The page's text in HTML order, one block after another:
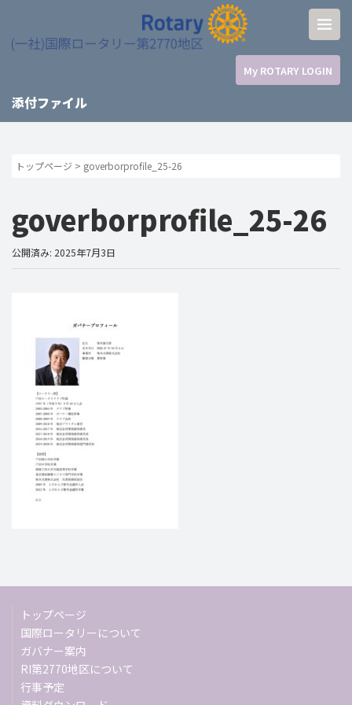
My ROTARY LOGIN
添付ファイル
トップページ > goverborprofile_25-26
goverborprofile_25-26
公開済み: 2025年7月3日
トップページ
国際ロータリーについて
ガバナー案内
RI第2770地区について
行事予定